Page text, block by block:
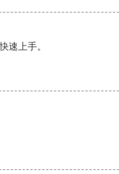
速上手。